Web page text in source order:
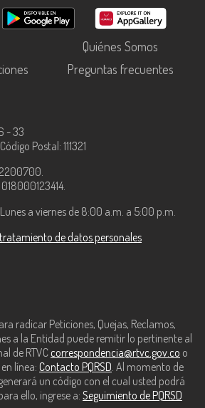
Quiénes Somos
Preguntas frecuentes
- 33
Postal: 111321
Lunes a viernes de 8:00 a.m. a 5:00 p.m.
de datos personales
radicar Peticiones, Quejas, Reclamos,
a la Entidad puede remitir lo pertinente al
de RTVC correspondencia@rtvc.gov.co o
línea: Contacto PQRSD. Al momento de
un código con el cual usted podrá
ello, ingrese a: Seguimiento de PQRSD